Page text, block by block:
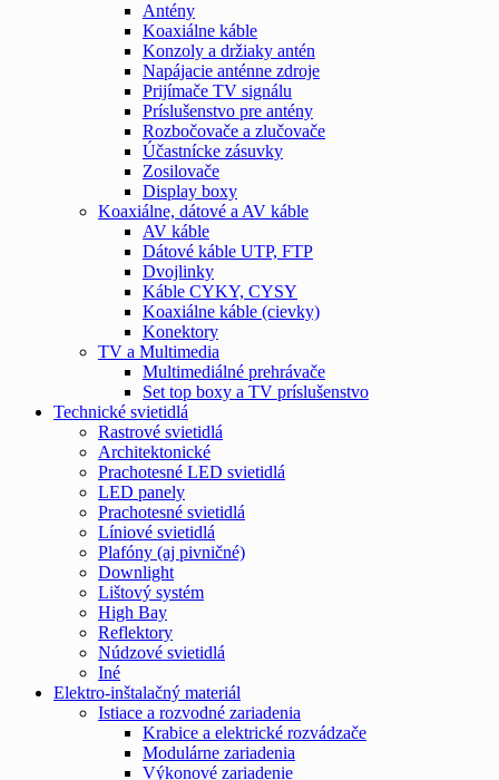
Antény
Koaxiálne káble
Konzoly a držiaky antén
Napájacie anténne zdroje
Prijímače TV signálu
Príslušenstvo pre antény
Rozbočovače a zlučovače
Účastnícke zásuvky
Zosilovače
Display boxy
Koaxiálne, dátové a AV káble
AV káble
Dátové káble UTP, FTP
Dvojlinky
Káble CYKY, CYSY
Koaxiálne káble (cievky)
Konektory
TV a Multimedia
Multimediálné prehrávače
Set top boxy a TV príslušenstvo
Technické svietidlá
Rastrové svietidlá
Architektonické
Prachotesné LED svietidlá
LED panely
Prachotesné svietidlá
Líniové svietidlá
Plafóny (aj pivničné)
Downlight
Lištový systém
High Bay
Reflektory
Núdzové svietidlá
Iné
Elektro-inštalačný materiál
Istiace a rozvodné zariadenia
Krabice a elektrické rozvádzače
Modulárne zariadenia
Výkonové zariadenie